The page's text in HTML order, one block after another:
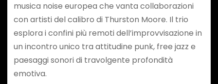
musica noise europea che vanta collaborazioni
con artisti del calibro di Thurston Moore. Il trio
esplora i confini più remoti dell’improvvisazione in
un incontro unico tra attitudine punk, free jazz e
paesaggi sonori di travolgente profondità
emotiva.